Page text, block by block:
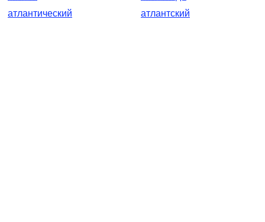
атлантический
атлантский